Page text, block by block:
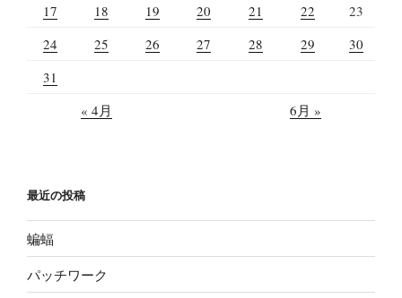
17
18 19 20 21 22
23
24
25 26 27 28 29
30
31
« 4月
6月 »
最近の投稿
蝙蝠
パッチワーク